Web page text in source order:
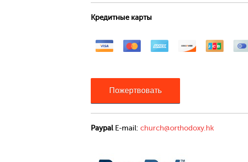
Кредитные карты
Пожертвовать
PaypalE-mail: church@orthodoxy.hk